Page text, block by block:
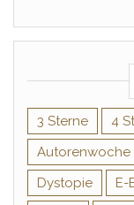
3 Sterne 4
Autorenwoche
Dystopie
E-